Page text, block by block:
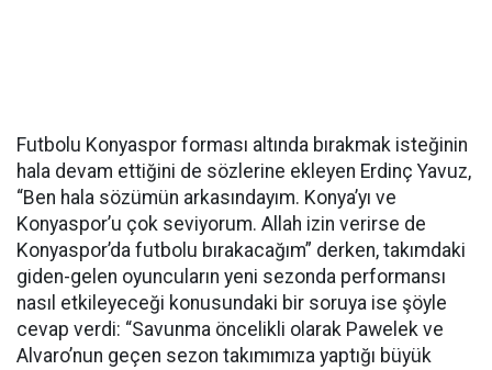
Futbolu Konyaspor forması altında bırakmak isteğinin
hala devam ettiğini de sözlerine ekleyen Erdinç Yavuz,
“Ben hala sözümün arkasındayım. Konya’yı ve
Konyaspor’u çok seviyorum. Allah izin verirse de
Konyaspor’da futbolu bırakacağım” derken, takımdaki
giden-gelen oyuncuların yeni sezonda performansı
nasıl etkileyeceği konusundaki bir soruya ise şöyle
cevap verdi: “Savunma öncelikli olarak Pawelek ve
Alvaro’nun geçen sezon takımımıza yaptığı büyük